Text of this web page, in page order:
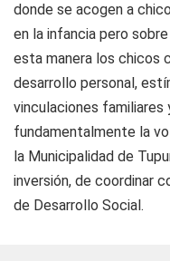
donde se acogen a
en la infancia pero
esta manera los chicos
desarrollo personal,
vinculaciones familiares
fundamentalmente la
la Municipalidad de
inversión, de coordinar
de Desarrollo Social.